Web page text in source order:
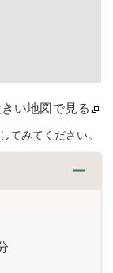
い地図で見る
てみてください。